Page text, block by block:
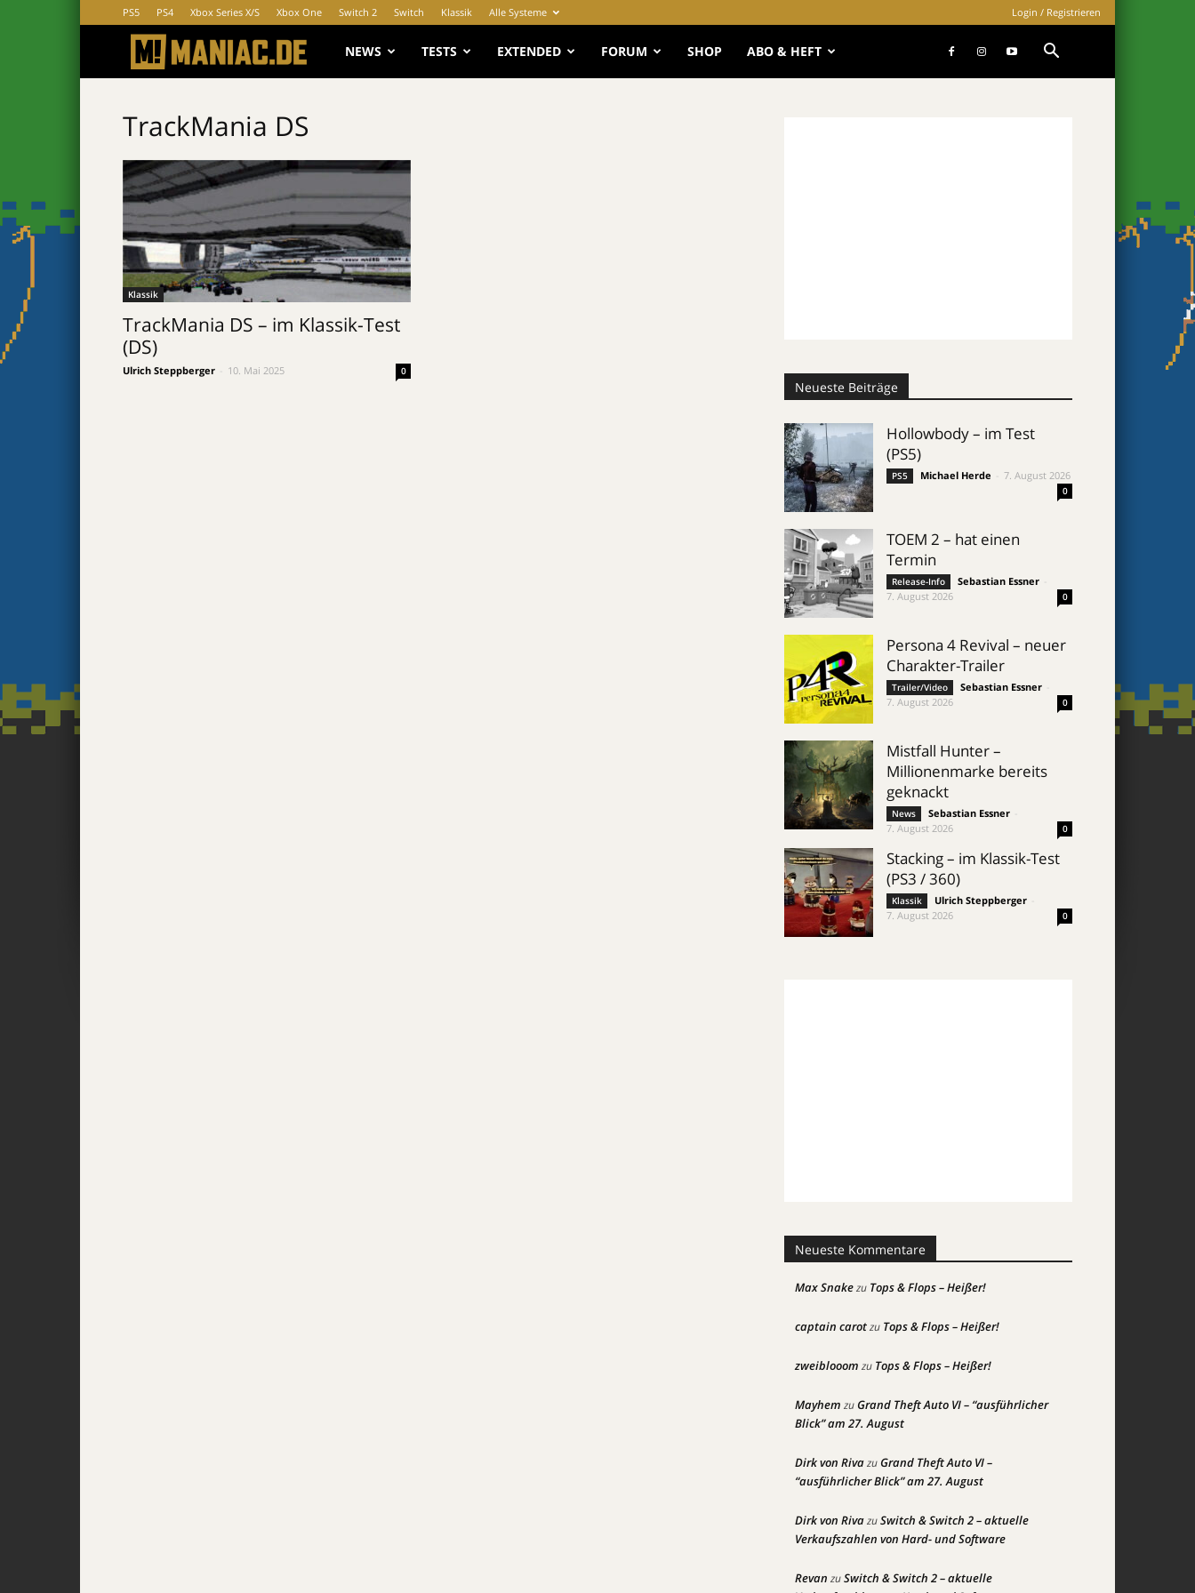
PS5 PS4 Xbox Series X/S Xbox One Switch 2 Switch Klassik Alle Systeme Login / Registrieren
MANIAC.de
NEWS TESTS EXTENDED FORUM SHOP ABO & HEFT
TrackMania DS
Klassik
TrackMania DS – im Klassik-Test
(DS)
Ulrich Steppberger 10. Mai 2025 0
Neueste Beiträge
Hollowbody – im Test
(PS5)
PS5 Michael Herde 7. August 2026
0
TOEM 2 – hat einen
Termin
Release-Info Sebastian Essner
7. August 2026
0
Persona 4 Revival – neuer
Charakter-Trailer
Trailer/Video Sebastian Essner
7. August 2026
0
Mistfall Hunter –
Millionenmarke bereits
geknackt
News Sebastian Essner
7. August 2026
0
Stacking – im Klassik-Test
(PS3 / 360)
Klassik Ulrich Steppberger
7. August 2026
0
Neueste Kommentare
Max Snakezu Tops & Flops – Heißer!
captain carotzu Tops & Flops – Heißer!
zweiblooom zu Tops & Flops – Heißer!
Mayhem zuGrand Theft Auto VI – “ausführlicher
Blick” am 27. August
Dirk von RivazuGrand Theft Auto VI –
“ausführlicher Blick” am 27. August
Dirk von RivazuSwitch & Switch 2 – aktuelle
Verkaufszahlen von Hard- und Software
Revan zuSwitch & Switch 2 – aktuelle